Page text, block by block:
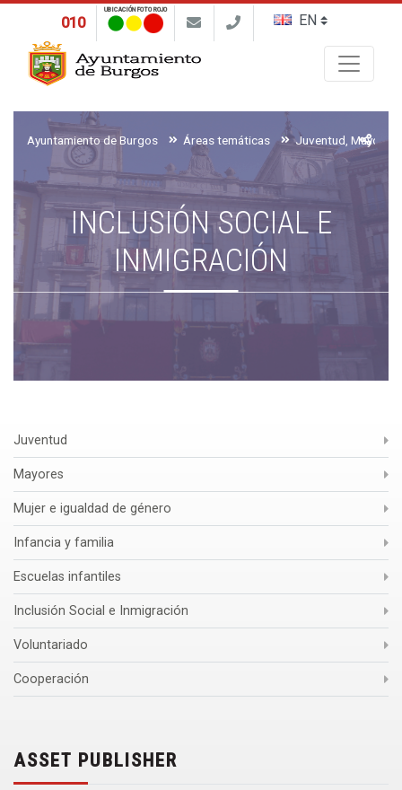
010
UBICACIÓN FOTO ROJO
Ayuntamiento de Burgos Áreas temáticas
INCLUSIÓN SOCIAL E
INMIGRACIÓN
Juventud
Mayores
Mujer e igualdad de género
Infancia y familia
Escuelas infantiles
Inclusión Social e Inmigración
Voluntariado
Cooperación
ASSET PUBLISHER